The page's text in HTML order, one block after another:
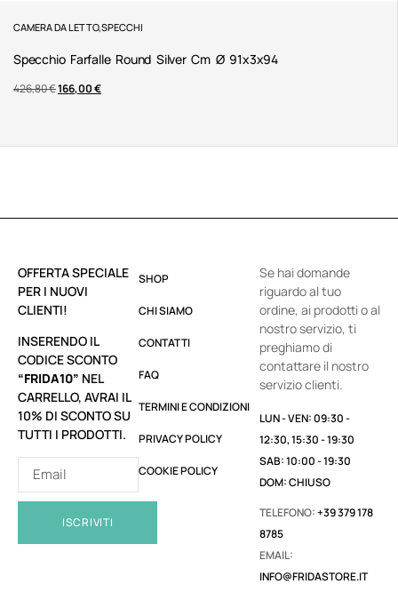
CAMERA DA LETTO,SPECCHI
Specchio Farfalle Round Silver Cm Ø 91x3x94
426,80€166,00€
OFFERTA SPECIALE
PER I NUOVI
CLIENTI!
INSERENDO IL
CODICE SCONTO
“FRIDA10” NEL
CARRELLO, AVRAI IL
10% DI SCONTO SU
TUTTI I PRODOTTI.
ISCRIVITI
SHOP
CHI SIAMO
CONTATTI
FAQ
TERMINI E CONDIZIONI
PRIVACY POLICY
COOKIE POLICY
Se hai domande
riguardo al tuo
ordine, ai prodotti o al
nostro servizio, ti
preghiamo di
contattare il nostro
servizio clienti.
LUN - VEN: 09:30 -
12:30, 15:30 - 19:30
SAB: 10:00 - 19:30
DOM: CHIUSO
TELEFONO:+39 379 178
8785
EMAIL:
INFO@FRIDASTORE.IT